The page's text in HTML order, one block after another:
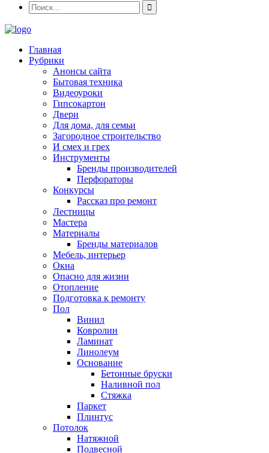
Главная
Рубрики
Анонсы сайта
Бытовая техника
Видеоуроки
Гипсокартон
Двери
Для дома, для семьи
Загородное строительство
И смех и грех
Инструменты
Бренды производителей
Перфораторы
Конкурсы
Рассказ про ремонт
Лестницы
Мастера
Материалы
Бренды материалов
Мебель, интерьер
Окна
Опасно для жизни
Отопление
Подготовка к ремонту
Пол
Винил
Ковролин
Ламинат
Линолеум
Основание
Бетонные бруски
Наливной пол
Стяжка
Паркет
Плинтус
Потолок
Натяжной
Подвесной